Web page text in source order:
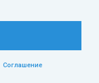
Соглашение